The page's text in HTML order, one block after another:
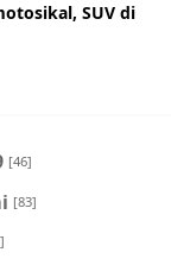
SUV di
[46]
[83]